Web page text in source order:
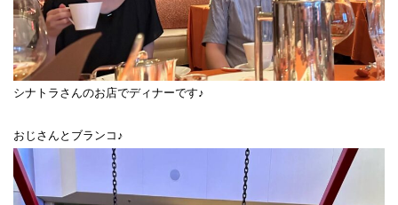
シナトラさんのお店でディナーです♪
おじさんとブランコ♪